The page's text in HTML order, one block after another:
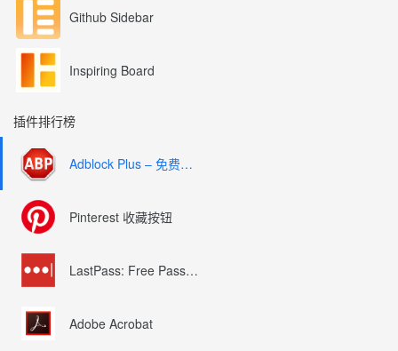
Github Sidebar
Inspiring Board
插件排行榜
Adblock Plus – 免费的广告拦截器
Pinterest 收藏按钮
LastPass: Free Password Manager
Adobe Acrobat